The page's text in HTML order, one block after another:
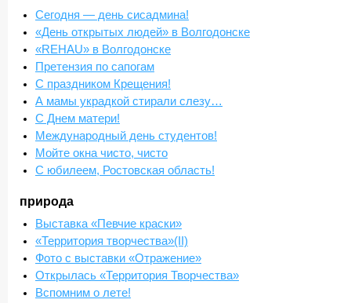
Сегодня — день сисадмина!
«День открытых людей» в Волгодонске
«REHAU» в Волгодонске
Претензия по сапогам
С праздником Крещения!
А мамы украдкой стирали слезу…
С Днем матери!
Международный день студентов!
Мойте окна чисто, чисто
С юбилеем, Ростовская область!
природа
Выставка «Певчие краски»
«Территория творчества»(II)
Фото с выставки «Отражение»
Открылась «Территория Творчества»
Вспомним о лете!